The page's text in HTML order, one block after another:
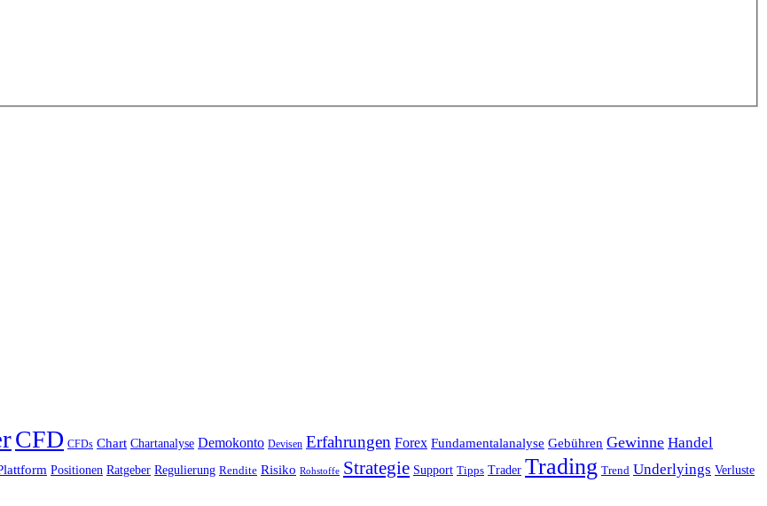
CFD CFDs Chart Chartanalyse Demokonto Devisen Erfahrungen Forex Fundamentalanalyse Gebühren Gewinne Handel
Positionen Ratgeber Regulierung Rendite Risiko Rohstoffe Strategie Support Tipps Trader Trading Trend Underlyings Verluste